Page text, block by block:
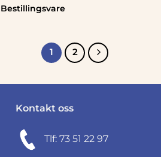
Bestillingsvare
1 2
Kontakt oss
Tlf: 73 51 22 97